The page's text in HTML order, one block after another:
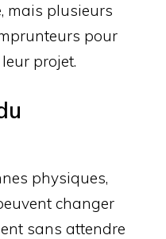
mais plusieurs
pour
projet.
physiques,
changer
sans attendre